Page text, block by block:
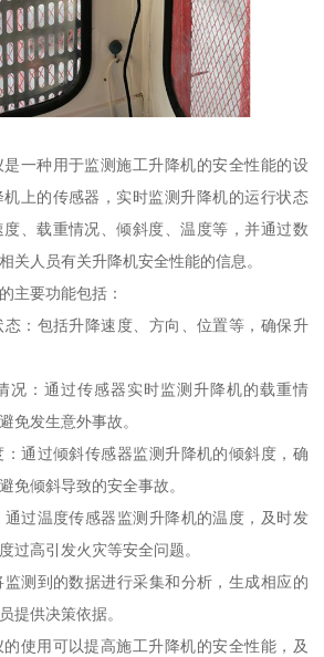
一种用于监测施工升降机的安全性能的设
上的传感器，实时监测升降机的运行状态
、载重情况、倾斜度、温度等，并通过数
关人员有关升降机安全性能的信息。
主要功能包括：
：包括升降速度、方向、位置等，确保升
况：通过传感器实时监测升降机的载重情
免发生意外事故。
通过倾斜传感器监测升降机的倾斜度，确
免倾斜导致的安全事故。
过温度传感器监测升降机的温度，及时发
过高引发火灾等安全问题。
测到的数据进行采集和分析，生成相应的
提供决策依据。
使用可以提高施工升降机的安全性能，及